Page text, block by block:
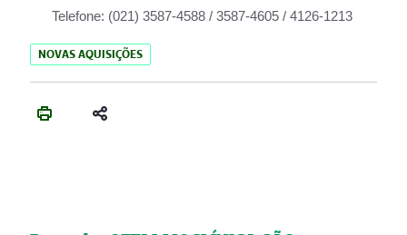
Telefone: (021) 3587-4588 / 3587-4605 / 4126-1213
NOVAS AQUISIÇÕES